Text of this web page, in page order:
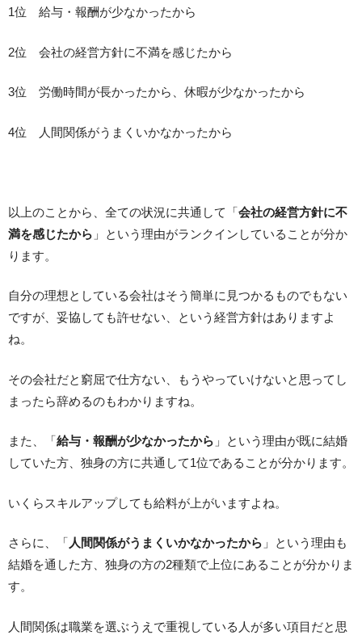
1位 給与・報酬が少なかったから
2位 会社の経営方針に不満を感じたから
3位 労働時間が長かったから、休暇が少なかったから
4位 人間関係がうまくいかなかったから
以上のことから、全ての状況に共通して「会社の経営方針に不
満を感じたから 」という理由がランクインしていることが分か
ります。
自分の理想としている会社はそう簡単に見つかるものでもない
ですが、妥協しても許せない、という経営方針はありますよ
ね。
その会社だと窮屈で仕方ない、もうやっていけないと思ってし
まったら辞めるのもわかりますね。
また、「給与・報酬が少なかったから 」という理由が既に結婚
していた方、独身の方に共通して1位であることが分かります。
いくらスキルアップしても給料が上がいますよね。
さらに、「 人間関係がうまくいかなかったから 」という理由も
結婚を通した方、独身の方の2種類で上位にあることが分かりま
す。
人間関係は職業を選ぶうえで重視している人が多い項目だと思